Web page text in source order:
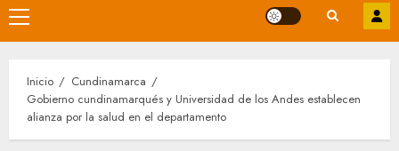
Menú
principal
Inicio
Cundinamarca
Gobierno cundinamarqués y Universidad de los Andes establecen
alianza por la salud en el departamento